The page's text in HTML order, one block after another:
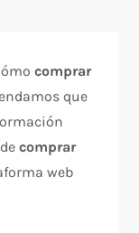
comprar
que
comprar
web